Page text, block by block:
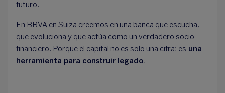
futuro.
En BBVA en Suiza creemos en una banca que escucha,
que evoluciona y que actúa como un verdadero socio
financiero. Porque el capital no es solo una cifra: es una
herramienta para construir legado.